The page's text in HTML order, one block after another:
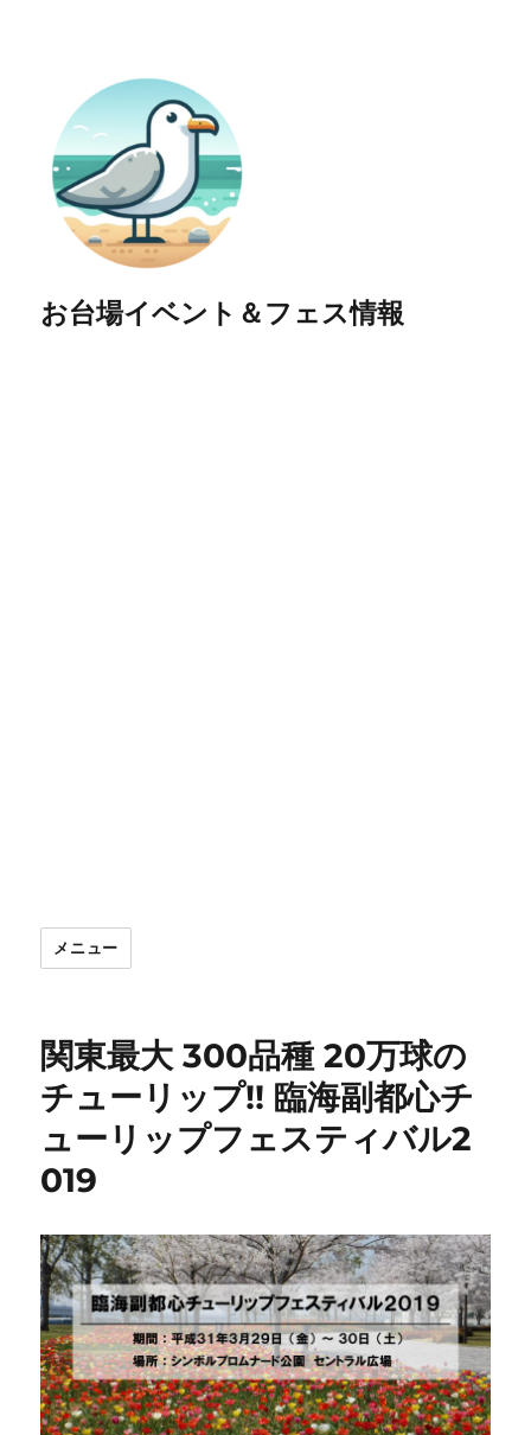
お台場イベント＆フェス情報
メニュー
関東最大 300品種 20万球の
チューリップ!! 臨海副都心チ
ューリップフェスティバル2
019